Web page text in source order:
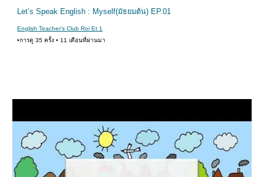
Let’s Speak English : Myself(มัธยมต้น) EP.01
English Teacher's Club Roi Et 1
•การดู 35 ครั้ง • 11 เดือนที่ผ่านมา